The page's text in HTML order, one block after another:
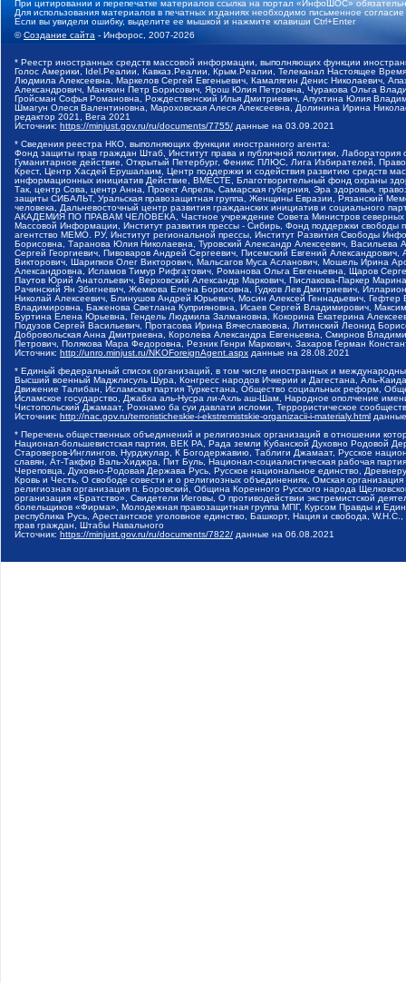
При цитировании и перепечатке материалов ссылка на портал «ИнфоШОС»
Для использования материалов в печатных изданиях необходимо письменное
Если вы увидели ошибку, выделите ее мышкой и нажмите клавиши Ctrl+Enter
©Создание сайта - Инфорос, 2007-2026
* Реестр иностранных средств массовой информации, выполняющих функции
Голос Америки, Idel.Реалии, Кавказ.Реалии, Крым.Реалии, Телеканал Настоящее
Людмила Алексеевна, Маркелов Сергей Евгеньевич, Камалягин Денис Николаевич,
Александрович, Маняхин Петр Борисович, Ярош Юлия Петровна, Чуракова Ольга
Гройсман Софья Романовна, Рождественский Илья Дмитриевич, Апухтина Юлия
Шмагун Олеся Валентиновна, Мароховская Алеся Алексеевна, Долинина Ирина
редактор 2021, Вега 2021
Источник: https://minjust.gov.ru/ru/documents/7755/ данные на 03.09.2021
* Сведения реестра НКО, выполняющих функции иностранного агента:
Фонд защиты прав граждан Штаб, Институт права и публичной политики,
Гуманитарное действие, Открытый Петербург, Феникс ПЛЮС, Лига Избирателей,
Крест, Центр Хасдей Ерушалаим, Центр поддержки и содействия развитию средств
информационных инициатив Действие, ВМЕСТЕ, Благотворительный фонд охраны
Так, центр Сова, центр Анна, Проект Апрель, Самарская губерния, Эра здоровья,
защиты СИБАЛЬТ, Уральская правозащитная группа, Женщины Евразии, Рязанский
человека, Дальневосточный центр развития гражданских инициатив и социального
АКАДЕМИЯ ПО ПРАВАМ ЧЕЛОВЕКА, Частное учреждение Совета Министров северных
Массовой Информации, Институт развития прессы - Сибирь, Фонд поддержки
агентство МЕМО. РУ, Институт региональной прессы, Институт Развития Свободы
Борисовна, Таранова Юлия Николаевна, Туровский Александр Алексеевич,
Сергей Георгиевич, Пивоваров Андрей Сергеевич, Писемский Евгений
Викторович, Шарипков Олег Викторович, Мальсагов Муса Асланович, Мошель Ирина
Александровна, Исламов Тимур Рифгатович, Романова Ольга Евгеньевна, Щаров
Паутов Юрий Анатольевич, Верховский Александр Маркович, Пислакова-Паркер
Рачинский Ян Збигневич, Жемкова Елена Борисовна, Гудков Лев Дмитриевич,
Николай Алексеевич, Блинушов Андрей Юрьевич, Мосин Алексей Геннадьевич,
Владимировна, Баженова Светлана Куприяновна, Исаев Сергей Владимирович,
Буртина Елена Юрьевна, Гендель Людмила Залмановна, Кокорина Екатерина
Подузов Сергей Васильевич, Протасова Ирина Вячеславовна, Литинский Леонид
Добровольская Анна Дмитриевна, Королева Александра Евгеньевна, Смирнов
Петрович, Полякова Мара Федоровна, Резник Генри Маркович, Захаров Герман
Источник: http://unro.minjust.ru/NKOForeignAgent.aspx данные на 28.08.2021
* Единый федеральный список организаций, в том числе иностранных и
Высший военный Маджлисуль Шура, Конгресс народов Ичкерии и Дагестана, Аль-
Движение Талибан, Исламская партия Туркестана, Общество социальных реформ,
Исламское государство, Джабха аль-Нусра ли-Ахль аш-Шам, Народное ополчение
Чистопольский Джамаат, Рохнамо ба суи давлати исломи, Террористическое
Источник: http://nac.gov.ru/terroristicheskie-i-ekstremistskie-organizacii-i-materialy.html
* Перечень общественных объединений и религиозных организаций в отношении
Национал-большевистская партия, ВЕК РА, Рада земли Кубанской Духовно Родовой
Староверов-Инглингов, Нурджулар, К Богодержавию, Таблиги Джамаат, Русское
славян, Ат-Такфир Валь-Хиджра, Пит Буль, Национал-социалистическая рабочая
Череповца, Духовно-Родовая Держава Русь, Русское национальное единство,
Кровь и Честь, О свободе совести и о религиозных объединениях, Омская
религиозная организация п. Боровский, Община Коренного Русского народа
организация «Братство», Свидетели Иеговы, О противодействии экстремистской
болельщиков «Фирма», Молодежная правозащитная группа МПГ, Курсом Правды и
республика Русь, Арестантское уголовное единство, Башкорт, Нация и свобода,
прав граждан, Штабы Навального
Источник: https://minjust.gov.ru/ru/documents/7822/ данные на 06.08.2021